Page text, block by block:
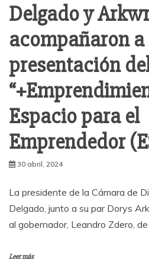
Delgado y
acompañaron
presentación
Espacio para el
Emprendedor
30 abril, 2024
La presidente de la Cámara de
Delgado, junto a su par Dorys
al gobernador, Leandro Zdero,
Leer más